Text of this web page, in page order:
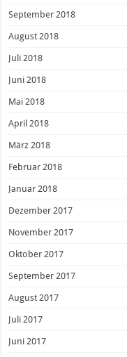
September 2018
August 2018
Juli 2018
Juni 2018
Mai 2018
April 2018
März 2018
Februar 2018
Januar 2018
Dezember 2017
November 2017
Oktober 2017
September 2017
August 2017
Juli 2017
Juni 2017